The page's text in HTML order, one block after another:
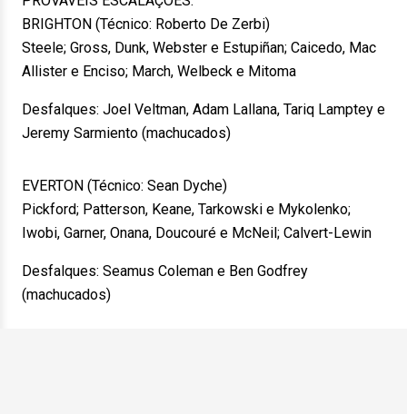
BRIGHTON (Técnico: Roberto De Zerbi)
Steele; Gross, Dunk, Webster e Estupiñan; Caicedo, Mac
Allister e Enciso; March, Welbeck e Mitoma
Desfalques: Joel Veltman, Adam Lallana, Tariq Lamptey e
Jeremy Sarmiento (machucados)
EVERTON (Técnico: Sean Dyche)
Pickford; Patterson, Keane, Tarkowski e Mykolenko;
Iwobi, Garner, Onana, Doucouré e McNeil; Calvert-Lewin
Desfalques: Seamus Coleman e Ben Godfrey
(machucados)